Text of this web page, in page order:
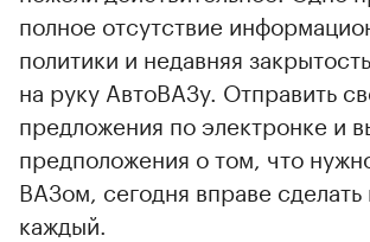
полное отсутствие
политики и недавняя
на руку АвтоВАЗу. Отправить
предложения по электронке и
предположения о том, что
ВАЗом, сегодня вправе сделать
каждый.